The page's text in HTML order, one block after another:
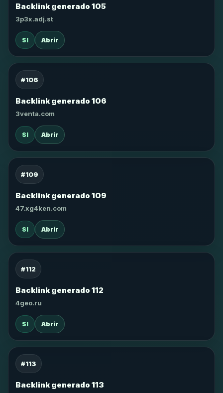
Backlink generado 105
3p3x.adj.st
SI Abrir
#106
Backlink generado 106
3venta.com
SI Abrir
#109
Backlink generado 109
47.xg4ken.com
SI Abrir
#112
Backlink generado 112
4geo.ru
SI Abrir
#113
Backlink generado 113